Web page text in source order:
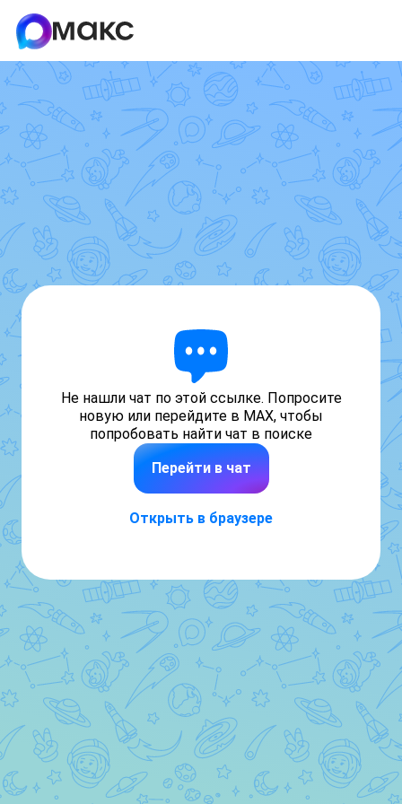
Не нашли чат по этой ссылке. Попросите
новую или перейдите в MAX, чтобы
попробовать найти чат в поиске
Перейти в чат
Открыть в браузере